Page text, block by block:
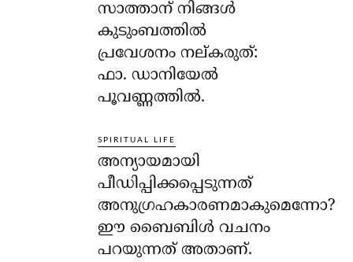
സാത്താന് നിങ്ങള്‍
കുടുംബത്തില്‍
പ്രവേശനം നല്കരുത്:
ഫാ. ഡാനിയേല്‍
പൂവണ്ണത്തില്‍.
SPIRITUAL LIFE
അന്യായമായി
പീഡിപ്പിക്കപ്പെടുന്നത്
അനുഗ്രഹകാരണമാകുമെന്നോ?
ഈ ബൈബിള്‍ വചനം
പറയുന്നത് അതാണ്.